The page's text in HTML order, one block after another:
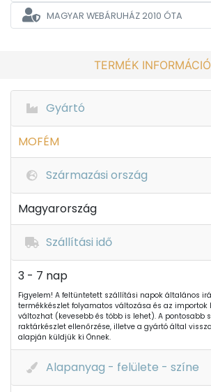
MAGYAR WEBÁRUHÁZ2010 ÓTA
TERMÉK
Gyártó
MOFÉM
Származási ország
Magyarország
Szállítási idő
3 - 7 nap
Figyelem! A feltüntetett szállítási napok általános
termékkészlet folyamatos változása és az importok
változhat (kevesebb és több is lehet). A pontosabb
raktárkészlet ellenőrzése, illetve a gyártó által
alapján küldjük ki Önnek.
Alapanyag - felülete - színe